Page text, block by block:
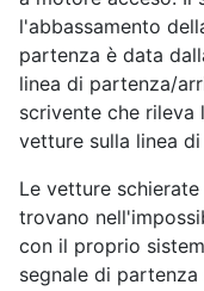
l'abbassamento
partenza è data
linea di partenza/
scrivente che rileva
vetture sulla linea
Le vetture
trovano
con il proprio
segnale di